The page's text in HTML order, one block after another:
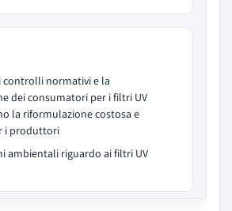
controlli normativi e la
dei consumatori per i filtri UV
la riformulazione costosa e
i produttori
ambientali riguardo ai filtri UV